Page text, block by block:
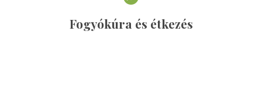
Fogyókúra és étkezés